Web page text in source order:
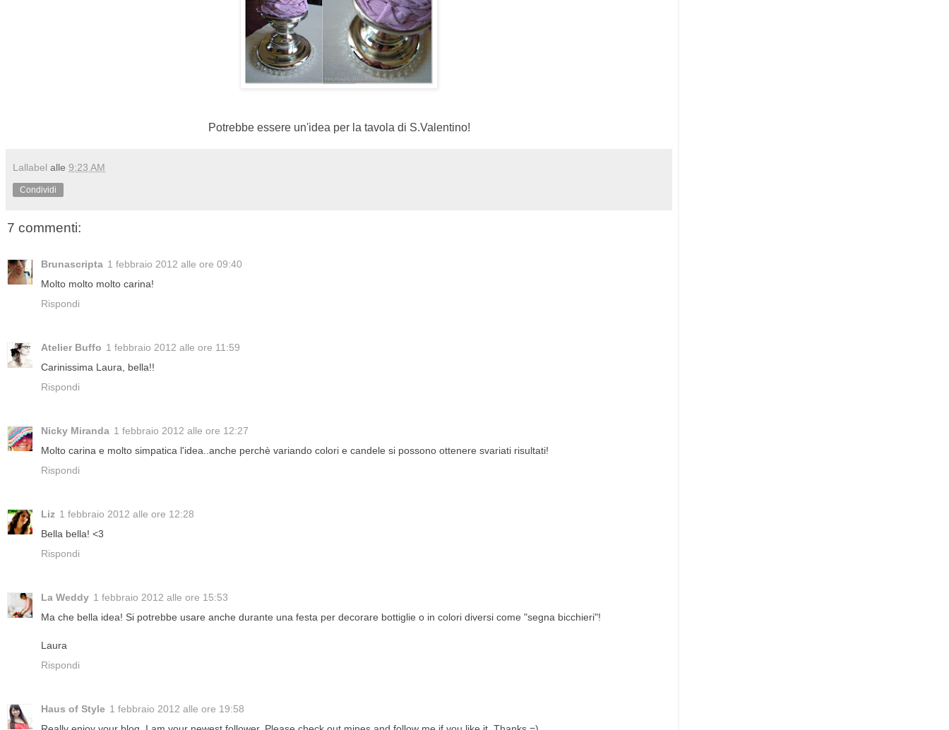
Potrebbe essere un'idea per la tavola di S.Valentino!
Lallabel alle 9:23 AM
Condividi
7 commenti:
Brunascripta 1 febbraio 2012 alle ore 09:40
Molto molto molto carina!
Rispondi
Atelier Buffo 1 febbraio 2012 alle ore 11:59
Carinissima Laura, bella!!
Rispondi
Nicky Miranda 1 febbraio 2012 alle ore 12:27
Molto carina e molto simpatica l'idea..anche perchè variando colori e candele si possono ottenere svariati risultati!
Rispondi
Liz 1 febbraio 2012 alle ore 12:28
Bella bella! <3
Rispondi
La Weddy 1 febbraio 2012 alle ore 15:53
Ma che bella idea! Si potrebbe usare anche durante una festa per decorare bottiglie o in colori diversi come "segna bicchieri"!
Laura
Rispondi
Haus of Style 1 febbraio 2012 alle ore 19:58